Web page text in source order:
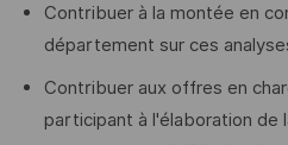
Contribuer à la montée en
département sur ces
Contribuer aux offres en
participant à l'élaboration de